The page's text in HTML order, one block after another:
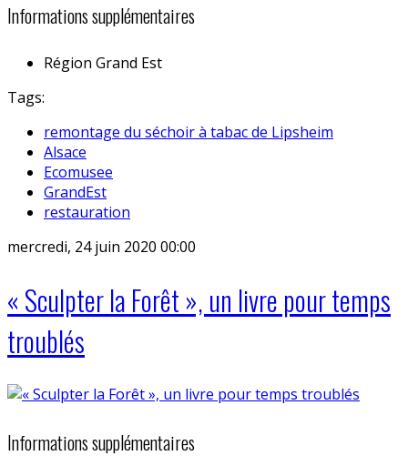
Informations supplémentaires
Région Grand Est
Tags:
remontage du séchoir à tabac de Lipsheim
Alsace
Ecomusee
GrandEst
restauration
mercredi, 24 juin 2020 00:00
« Sculpter la Forêt », un livre pour temps
troublés
Informations supplémentaires